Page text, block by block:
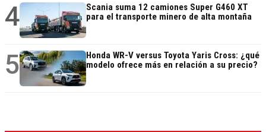
4
Scania suma 12 camiones Super G460 XT
para el transporte minero de alta montaña
5
Honda WR-V versus Toyota Yaris Cross: ¿qué
modelo ofrece más en relación a su precio?